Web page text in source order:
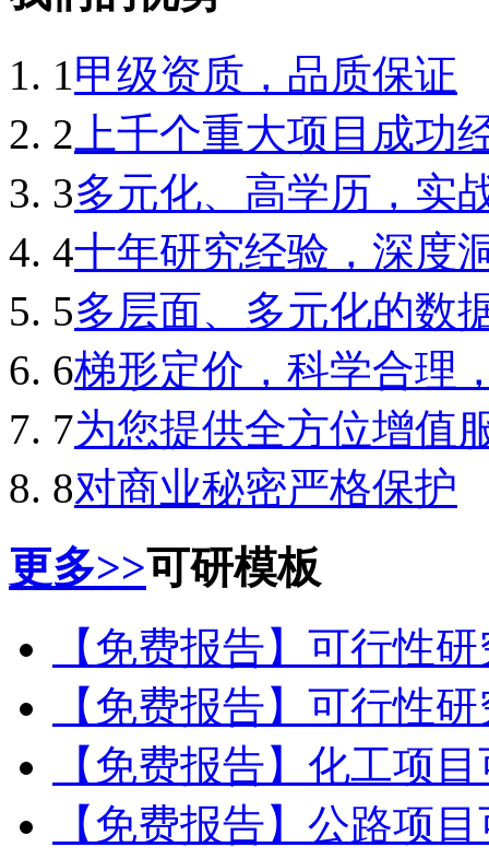
1甲级资质，品质保证
2 上千个重大项目成功
3多元化、高学历，实
4十年研究经验，深度
5多层面、多元化的数
6梯形定价，科学合理
7为您提供全方位增值
8对商业秘密严格保护
更多>>可研模板
【免费报告】可行性
【免费报告】可行性
【免费报告】化工项
【免费报告】公路项